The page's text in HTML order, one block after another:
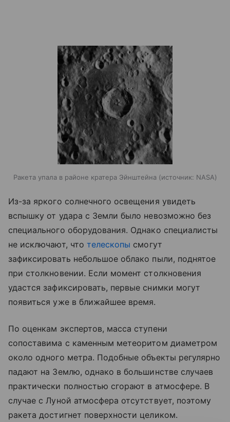
Ракета упала в районе кратера Эйнштейна источник: NASA
Из-за яркого солнечного освещения увидеть
вспышку от удара с Земли было невозможно без
специального оборудования. Однако специалисты
не исключают, что телескопы смогут
зафиксировать небольшое облако пыли, поднятое
при столкновении. Если момент столкновения
удастся зафиксировать, первые снимки могут
появиться уже в ближайшее время.
По оценкам экспертов, масса ступени
сопоставима с каменным метеоритом диаметром
около одного метра. Подобные объекты регулярно
падают на Землю, однако в большинстве случаев
практически полностью сгорают в атмосфере. В
случае с Луной атмосфера отсутствует, поэтому
ракета достигнет поверхности целиком.